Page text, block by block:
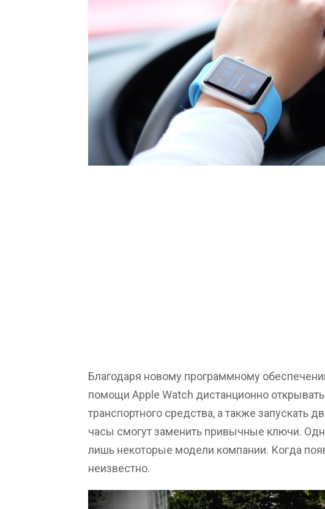
Благодаря новому программному
помощи Apple Watch дистанционно
транспортного средства, а также запускать
часы смогут заменить привычные ключи.
лишь некоторые модели компании. Когда
неизвестно.